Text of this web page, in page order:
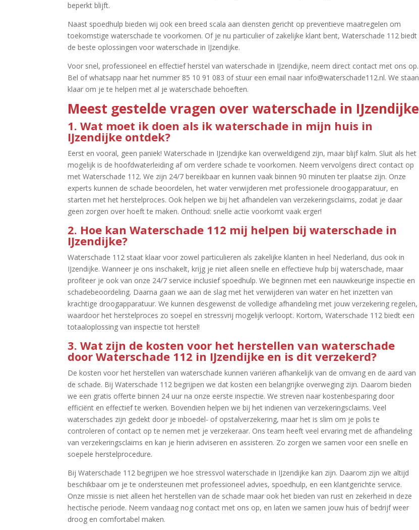
beperkt blijft.​
Naast spoedhulp bieden wij ook een breed scala aan diensten gericht op preventieve maatregelen om
toekomstige waterschade te voorkomen.​ Of je nu particulier of zakelijke klant bent, Waterschade 112 biedt
de beste oplossingen voor waterschade in IJzendijke.​
Voor snel, professioneel en effectief herstel van waterschade in IJzendijke, neem direct contact met ons op.​
Bel of whatsapp naar het nummer 85 10 91 083 of stuur een email naar info@waterschade112.​nl.​ We staan
klaar om je te helpen met al je waterschade behoeften.​
Meest gestelde vragen over waterschade in IJzendijke
1.​ Wat moet ik doen als ik waterschade in mijn huis in
IJzendijke ontdek?
Eerst en vooral, geen paniek! Waterschade in IJzendijke kan overweldigend zijn, maar blijf kalm.​ Sluit als het
mogelijk is de hoofdwaterleiding af om verdere schade te voorkomen.​ Neem vervolgens direct contact op
met Waterschade 112.​ We zijn 24/7 bereikbaar en kunnen vaak binnen 90 minuten ter plaatse zijn.​ Onze
experts kunnen de schade beoordelen, het water verwijderen met professionele droogapparatuur, en
starten met het herstelproces.​ Ook helpen we bij het afhandelen van verzekeringsclaims, zodat je daar
geen zorgen over hoeft te maken.​ Onthoud: snelle actie voorkomt vaak erger!
2.​ Hoe kan Waterschade 112 mij helpen bij waterschade in
IJzendijke?
Waterschade 112 staat klaar voor zowel particulieren als zakelijke klanten in heel Nederland, dus ook in
IJzendijke.​ Wanneer je ons inschakelt, krijg je niet alleen snelle en effectieve hulp bij waterschade, maar
profiteer je ook van onze 24/7 service inclusief spoedhulp.​ We beginnen met een nauwkeurige inspectie en
schadebeoordeling.​ Daarna gaan we aan de slag met het verwijderen van water en het inzetten van
krachtige droogapparatuur.​ We kunnen desgewenst de volledige afhandeling met jouw verzekering regelen,
waardoor het herstelproces zo soepel en stressvrij mogelijk verloopt.​ Kortom, Waterschade 112 biedt een
totaaloplossing van inspectie tot herstel!
3.​ Wat zijn de kosten voor het herstellen van waterschade
door Waterschade 112 in IJzendijke en is dit verzekerd?
De kosten voor het herstellen van waterschade kunnen variëren afhankelijk van de omvang en de aard van
de schade.​ Bij Waterschade 112 begrijpen we dat kosten een belangrijke overweging zijn.​ Daarom bieden
we een gratis offerte binnen 24 uur na onze eerste inspectie.​ We streven naar kostenbesparing door
efficiënt en effectief te werken.​ Bovendien helpen we bij het indienen van verzekeringsclaims.​ Veel
waterschades zijn gedekt door je inboedel- of opstalverzekering, maar het is slim om je polis te
controleren of contact op te nemen met je verzekeraar.​ Ons team heeft veel ervaring met de afhandeling
van verzekeringsclaims en kan je hierin adviseren en assisteren.​ Zo zorgen we samen voor een snelle en
soepele herstelprocedure.​
Bij Waterschade 112 begrijpen we hoe stressvol waterschade in IJzendijke kan zijn.​ Daarom zijn we altijd
beschikbaar om je te ondersteunen met professioneel advies, spoedhulp, en een klantgerichte service.​
Onze missie is niet alleen het herstellen van de schade maar ook het bieden van rust en zekerheid in deze
hectische periode.​ Neem vandaag nog contact met ons op, en laten we samen jouw huis of bedrijf weer
droog en comfortabel maken.​